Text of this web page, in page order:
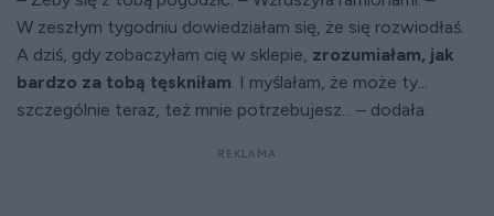
W zeszłym tygodniu dowiedziałam się, że się rozwiodłaś.
A dziś, gdy zobaczyłam cię w sklepie, zrozumiałam, jak
bardzo za tobą tęskniłam. I myślałam, że może ty...
szczególnie teraz, też mnie potrzebujesz... – dodała.